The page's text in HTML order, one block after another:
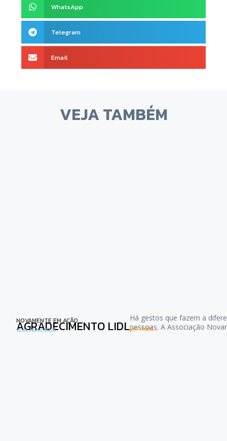
WhatsApp
Telegram
Email
VEJA TAMBÉM
NOVAMENTE EM AÇÃO
AGRADECIMENTO LIDL
15 de Julho, 2026
Há gestos que fazem a
pessoas. A Associação
Ler mais...